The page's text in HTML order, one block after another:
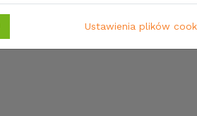
Ustawienia plików